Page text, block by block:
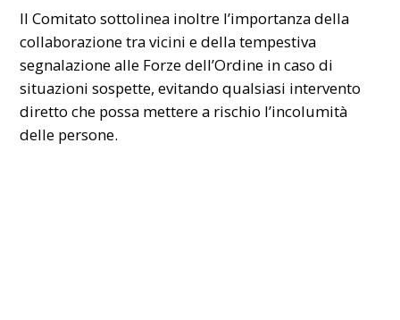
Il Comitato sottolinea inoltre l’importanza della
collaborazione tra vicini e della tempestiva
segnalazione alle Forze dell’Ordine in caso di
situazioni sospette, evitando qualsiasi intervento
diretto che possa mettere a rischio l’incolumità
delle persone.